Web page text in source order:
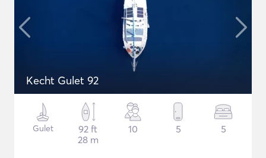
Kecht Gulet 92
Gulet
92 ft
28 m
10 5 5